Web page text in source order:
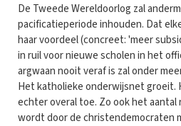
De Tweede Wereldoorlog zal
pacificatieperiode inhouden. Dat
haar voordeel (concreet: 'meer
in ruil voor nieuwe scholen in het
argwaan nooit veraf is zal onder
Het katholieke onderwijsnet groeit.
echter overal toe. Zo ook het aantal
wordt door de christendemocraten